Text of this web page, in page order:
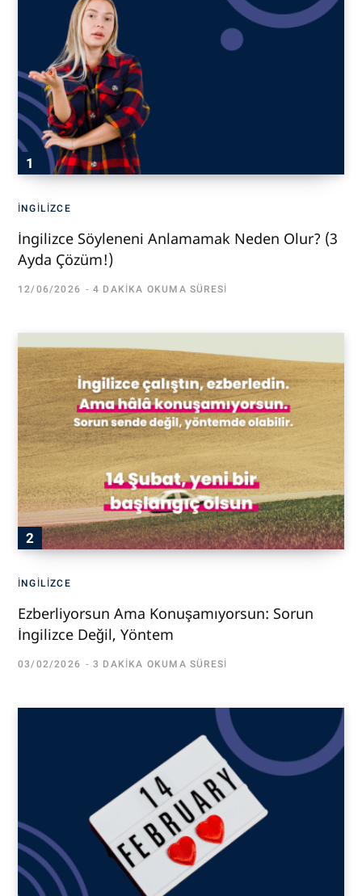
İNGILIZCE
İngilizce Söyleneni Anlamamak Neden Olur? (3
Ayda Çözüm!)
12/06/2026 4 DAKIKA OKUMA SÜRESI
İNGILIZCE
Ezberliyorsun Ama Konuşamıyorsun: Sorun
İngilizce Değil, Yöntem
03/02/2026 3 DAKIKA OKUMA SÜRESI